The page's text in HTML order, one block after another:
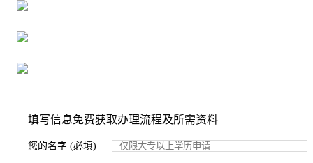
填写信息免费获取办理流程及所需资料
您的名字 (必填)